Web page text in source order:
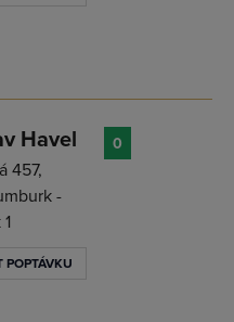
Havel
457,
-
POPTÁVKU
0